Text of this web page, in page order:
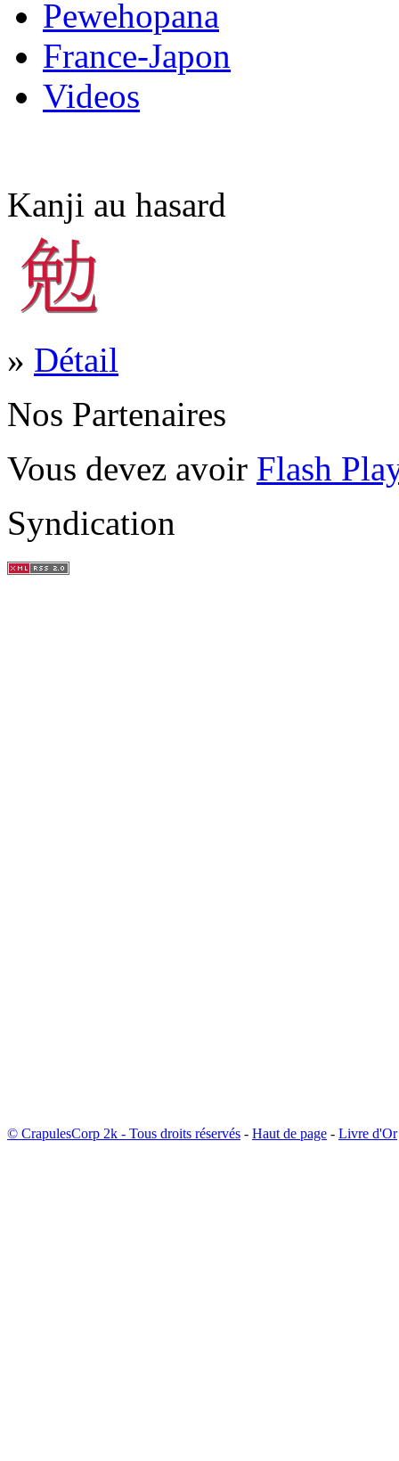
Pewehopana
France-Japon
Videos
Kanji au hasard
» Détail
Nos Partenaires
Vous devez avoir Flash
Syndication
© CrapulesCorp 2k - Tous droits réservés - Haut de page - Livre d'Or